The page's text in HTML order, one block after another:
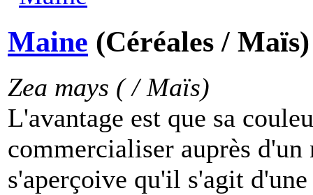
Maine (Céréales / Maïs)
Zea mays ( / Maïs)
L'avantage est que sa
commercialiser auprès
s'aperçoive qu'il s'agit